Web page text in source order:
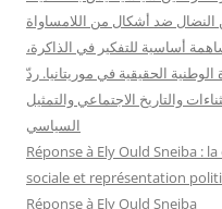
ضد أشكال من اللامساواة
أساسية للتفكير في الذاكرة،
الحقيقية في موريتانيا. ردّ
والتاريخ الاجتماعي والتمثيل
السياسي
Réponse à Ely Ould Sneiba :
sociale et représentation
Réponse à Ely Ould Sneiba